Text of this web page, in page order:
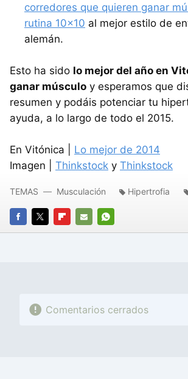
corredores que quieren ganar
rutina 10x10 al mejor estilo de
alemán.
Esto ha sido lo mejor del año en
ganar músculo y esperamos que
resumen y podáis potenciar tu
ayuda, a lo largo de todo el 2015.
En Vitónica | Lo mejor de 2014
Imagen | Thinkstock y Thinkstock
FACEBOOK
TWITTERFLIPBOARD
E-
WHATSAPP
TEMAS Musculación Hipertrofia
Comentarios cerrados